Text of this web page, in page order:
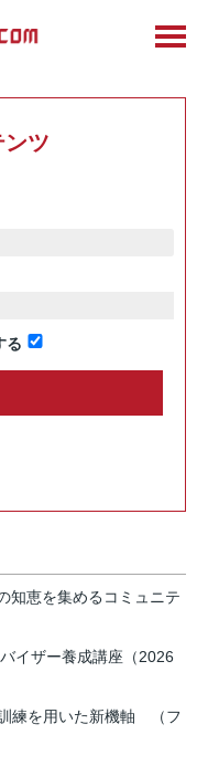
ツ
る
知恵を集めるコミュニテ
イザー養成講座（2026
練を用いた新機軸 （フ